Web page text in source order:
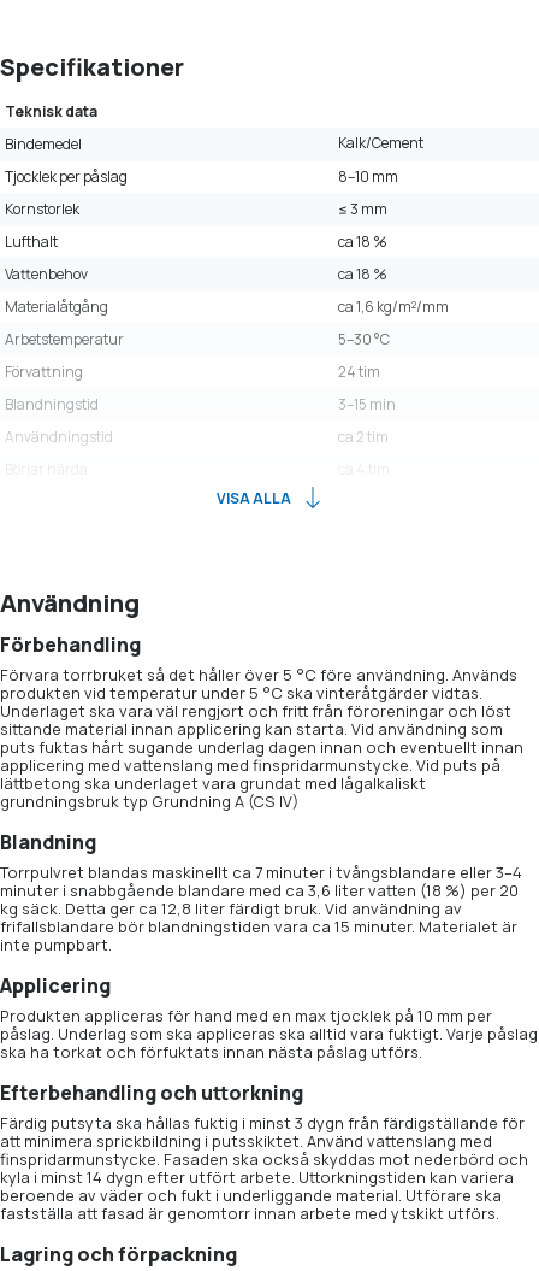
Specifikationer
Teknisk data
Bindemedel
Kalk/Cement
Tjocklek per påslag
8–10 mm
Kornstorlek
≤ 3 mm
Lufthalt
ca 18 %
Vattenbehov
ca 18 %
Materialåtgång
ca 1,6 kg/m²/mm
Arbetstemperatur
5–30 °C
Förvattning
24 tim
Blandningstid
3–15 min
Användningstid
ca 2 tim
VISA ALLA
Användning
Förbehandling
Förvara torrbruket så det håller över 5 °C före användning. Används
produkten vid temperatur under 5 °C ska vinteråtgärder vidtas.
Underlaget ska vara väl rengjort och fritt från föroreningar och löst
sittande material innan applicering kan starta. Vid användning som
puts fuktas hårt sugande underlag dagen innan och eventuellt innan
applicering med vattenslang med finspridarmunstycke. Vid puts på
lättbetong ska underlaget vara grundat med lågalkaliskt
grundningsbruk typ Grundning A (CS IV)
Blandning
Torrpulvret blandas maskinellt ca 7 minuter i tvångsblandare eller 3–4
minuter i snabbgående blandare med ca 3,6 liter vatten (18 %) per 20
kg säck. Detta ger ca 12,8 liter färdigt bruk. Vid användning av
frifallsblandare bör blandningstiden vara ca 15 minuter. Materialet är
inte pumpbart.
Applicering
Produkten appliceras för hand med en max tjocklek på 10 mm per
påslag. Underlag som ska appliceras ska alltid vara fuktigt. Varje påslag
ska ha torkat och förfuktats innan nästa påslag utförs.
Efterbehandling och uttorkning
Färdig putsyta ska hållas fuktig i minst 3 dygn från färdigställande för
att minimera sprickbildning i putsskiktet. Använd vattenslang med
finspridarmunstycke. Fasaden ska också skyddas mot nederbörd och
kyla i minst 14 dygn efter utfört arbete. Uttorkningstiden kan variera
beroende av väder och fukt i underliggande material. Utförare ska
fastställa att fasad är genomtorr innan arbete med ytskikt utförs.
Lagring och förpackning